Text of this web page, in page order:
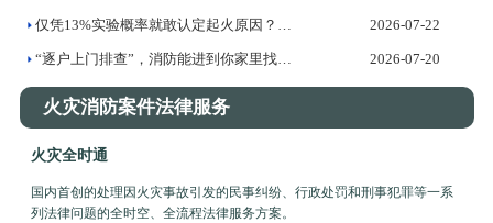
仅凭13%实验概率就敢认定起火原因？——火灾调查证据标准的法... 2026-07-22
“逐户上门排查”，消防能进到你家里找隐患吗？ 2026-07-20
火灾消防案件法律服务
火灾全时通
国内首创的处理因火灾事故引发的民事纠纷、行政处罚和刑事犯罪等一系
列法律问题的全时空、全流程法律服务方案。